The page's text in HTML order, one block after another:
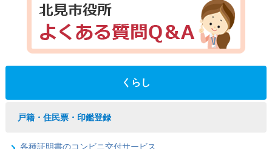
くらし
戸籍・住民票・印鑑登録
各種証明書のコンビニ交付サービス